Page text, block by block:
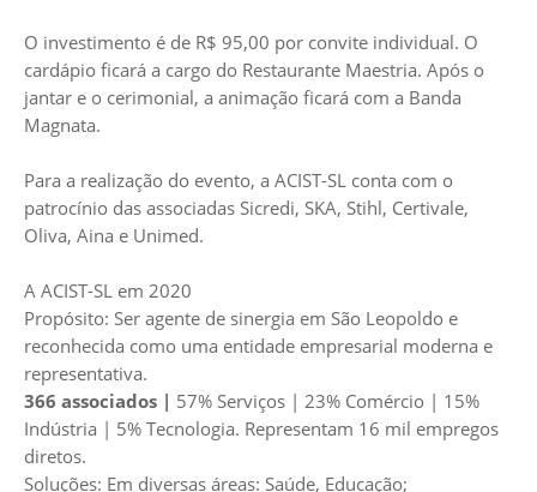
O investimento é de R$ 95,00 por convite individual. O
cardápio ficará a cargo do Restaurante Maestria. Após o
jantar e o cerimonial, a animação ficará com a Banda
Magnata.
Para a realização do evento, a ACIST-SL conta com o
patrocínio das associadas Sicredi, SKA, Stihl, Certivale,
Oliva, Aina e Unimed.
A ACIST-SL em 2020
Propósito: Ser agente de sinergia em São Leopoldo e
reconhecida como uma entidade empresarial moderna e
representativa.
366 associados | 57% Serviços | 23% Comércio | 15%
Indústria | 5% Tecnologia. Representam 16 mil empregos
diretos.
Soluções: Em diversas áreas: Saúde, Educação;